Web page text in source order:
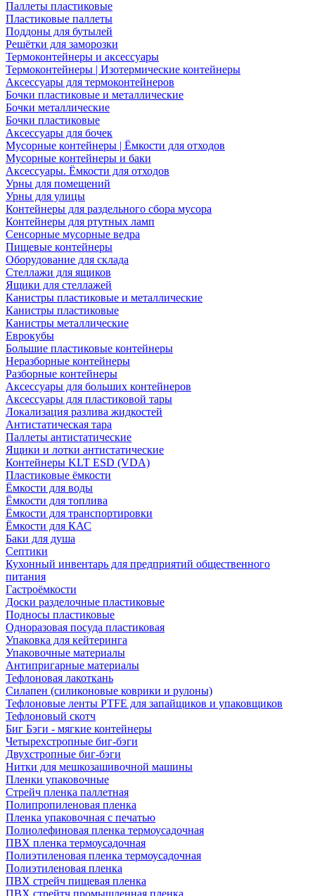
Паллеты пластиковые
Пластиковые паллеты
Поддоны для бутылей
Решётки для заморозки
Термоконтейнеры и аксессуары
Термоконтейнеры | Изотермические контейнеры
Аксессуары для термоконтейнеров
Бочки пластиковые и металлические
Бочки металлические
Бочки пластиковые
Аксессуары для бочек
Мусорные контейнеры | Ёмкости для отходов
Мусорные контейнеры и баки
Аксессуары. Ёмкости для отходов
Урны для помещений
Урны для улицы
Контейнеры для раздельного сбора мусора
Контейнеры для ртутных ламп
Сенсорные мусорные ведра
Пищевые контейнеры
Оборудование для склада
Стеллажи для ящиков
Ящики для стеллажей
Канистры пластиковые и металлические
Канистры пластиковые
Канистры металлические
Еврокубы
Большие пластиковые контейнеры
Неразборные контейнеры
Разборные контейнеры
Аксессуары для больших контейнеров
Аксессуары для пластиковой тары
Локализация разлива жидкостей
Антистатическая тара
Паллеты антистатические
Ящики и лотки антистатические
Контейнеры KLT ESD (VDA)
Пластиковые ёмкости
Ёмкости для воды
Ёмкости для топлива
Ёмкости для транспортировки
Ёмкости для КАС
Баки для душа
Септики
Кухонный инвентарь для предприятий общественного
питания
Гастроёмкости
Доски разделочные пластиковые
Подносы пластиковые
Одноразовая посуда пластиковая
Упаковка для кейтеринга
Упаковочные материалы
Антипригарные материалы
Тефлоновая лакоткань
Силапен (силиконовые коврики и рулоны)
Тефлоновые ленты PTFE для запайщиков и упаковщиков
Тефлоновый скотч
Биг Бэги - мягкие контейнеры
Четырехстропные биг-бэги
Двухстропные биг-бэги
Нитки для мешкозашивочной машины
Пленки упаковочные
Стрейч пленка паллетная
Полипропиленовая пленка
Пленка упаковочная с печатью
Полиолефиновая пленка термоусадочная
ПВХ пленка термоусадочная
Полиэтиленовая пленка термоусадочная
Полиэтиленовая пленка
ПВХ стрейч пищевая пленка
ПВХ стрейтч промышленная пленка